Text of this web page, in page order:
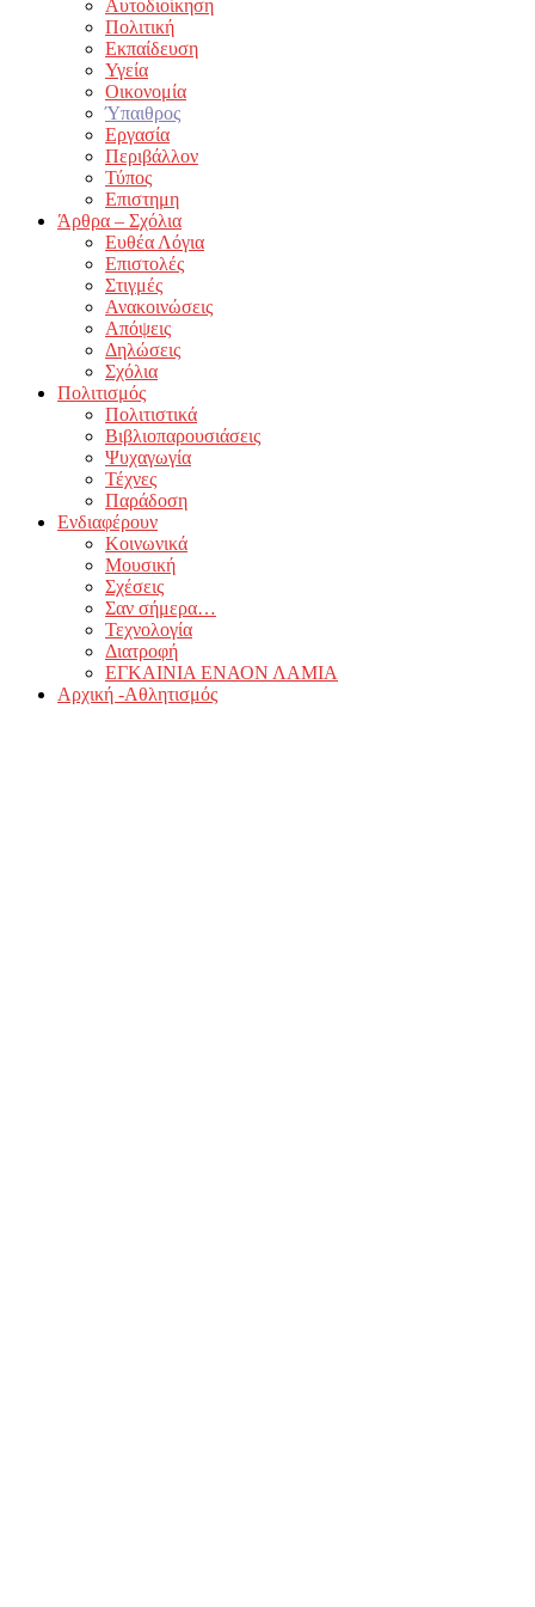
Αυτοδιοίκηση
Πολιτική
Εκπαίδευση
Υγεία
Οικονομία
Ύπαιθρος
Εργασία
Περιβάλλον
Τύπος
Επιστημη
Άρθρα – Σχόλια
Ευθέα Λόγια
Επιστολές
Στιγμές
Ανακοινώσεις
Απόψεις
Δηλώσεις
Σχόλια
Πολιτισμός
Πολιτιστικά
Βιβλιοπαρουσιάσεις
Ψυχαγωγία
Τέχνες
Παράδοση
Ενδιαφέρουν
Κοινωνικά
Μουσική
Σχέσεις
Σαν σήμερα…
Τεχνολογία
Διατροφή
ΕΓΚΑΙΝΙΑ ΕΝΑΟΝ ΛΑΜΙΑ
Αρχική -Αθλητισμός